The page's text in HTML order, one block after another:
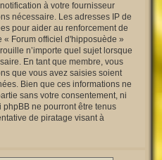
à votre fournisseur
nécessaire. Les adresses IP de
pour aider au renforcement de
« Forum officiel d'hipposuède »
n’importe quel sujet lorsque
En tant que membre, vous
que vous avez saisies soient
Bien que ces informations ne
sans votre consentement, ni
ne pourront être tenus
de piratage visant à